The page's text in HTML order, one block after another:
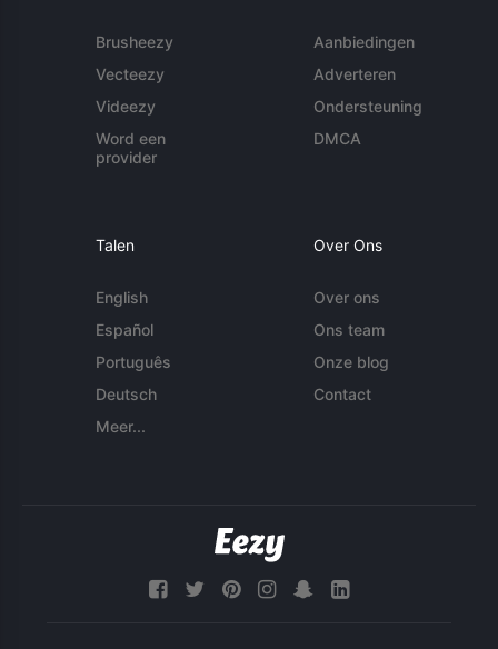
Brusheezy
Vecteezy
Videezy
Word een
provider
Aanbiedingen
Adverteren
Ondersteuning
DMCA
Talen
English
Español
Português
Deutsch
Meer...
Over Ons
Over ons
Ons team
Onze blog
Contact